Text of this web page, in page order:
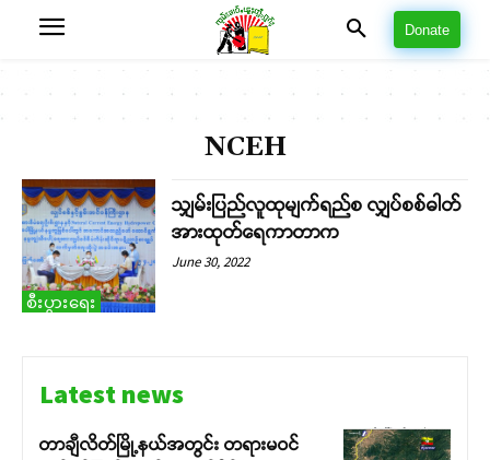
Donate
NCEH
စီးပွားရေး
သျှမ်းပြည်လူထုမျက်ရည်စ လျှပ်စစ်ဓါတ်
အားထုတ်ရေကာတာက
June 30, 2022
Latest news
တာချီလိတ်မြို့နယ်အတွင်း တရားမဝင်